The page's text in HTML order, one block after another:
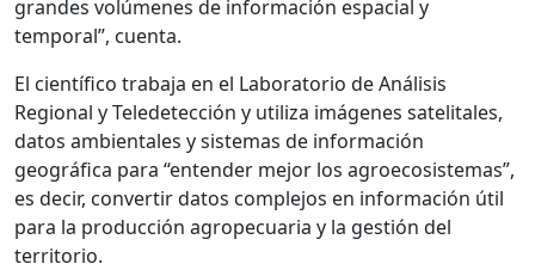
grandes volúmenes de información espacial y
temporal”, cuenta.
El científico trabaja en el Laboratorio de Análisis
Regional y Teledetección y utiliza imágenes satelitales,
datos ambientales y sistemas de información
geográfica para “entender mejor los agroecosistemas”,
es decir, convertir datos complejos en información útil
para la producción agropecuaria y la gestión del
territorio.